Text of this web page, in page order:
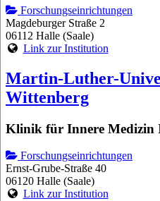
Forschungseinrichtungen
Magdeburger Straße 2
06112 Halle (Saale)
Link zur Institution
Martin-Luther-
Wittenberg
Klinik für Innere Medizin
Forschungseinrichtungen
Ernst-Grube-Straße 40
06120 Halle (Saale)
Link zur Institution